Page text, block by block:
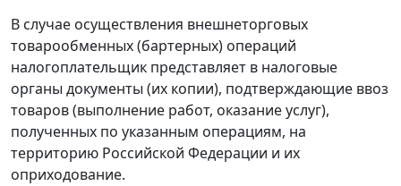
В случае осуществления внешнеторговых
товарообменных (бартерных) операций
налогоплательщик представляет в налоговые
органы документы (их копии), подтверждающие ввоз
товаров (выполнение работ, оказание услуг),
полученных по указанным операциям, на
территорию Российской Федерации и их
оприходование.